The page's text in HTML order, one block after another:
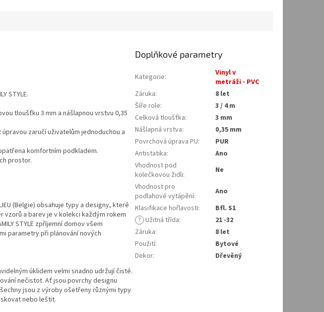
STYLE.
tloušťku 3 mm a nášlapnou vrstvu 0,35
zaručí uživatelům jednoduchou a
komfortním podkladem.
prostor.
(Belgie) obsahuje typy a designy, které
vzorů a barev je v kolekci každým rokem
STYLE zpříjemní domov všem
parametry při plánování nových
úklidem velmi snadno udržují čisté.
nečistot. Ať jsou povrchy designu
jsou z výroby ošetřeny různými typy
nebo leštit.
Doplňkové parametry
Kategorie:
Vinyl v
metráži - PVC
Záruka:
8 let
Šíře role:
3 / 4 m
Celková tloušťka:
3 mm
Nášlapná vrstva:
0,35 mm
Povrchová úprava PU:
PUR
Antistatika:
Ano
Vhodnost pod
kolečkovou židli:
Ne
Vhodnost pro
podlahové vytápění:
Ano
Klasifikace hořlavosti:
Bfl. S1
? Užitná třída:
21 -32
Záruka:
8 let
Použití:
Bytové
Dekor: Dřevěný